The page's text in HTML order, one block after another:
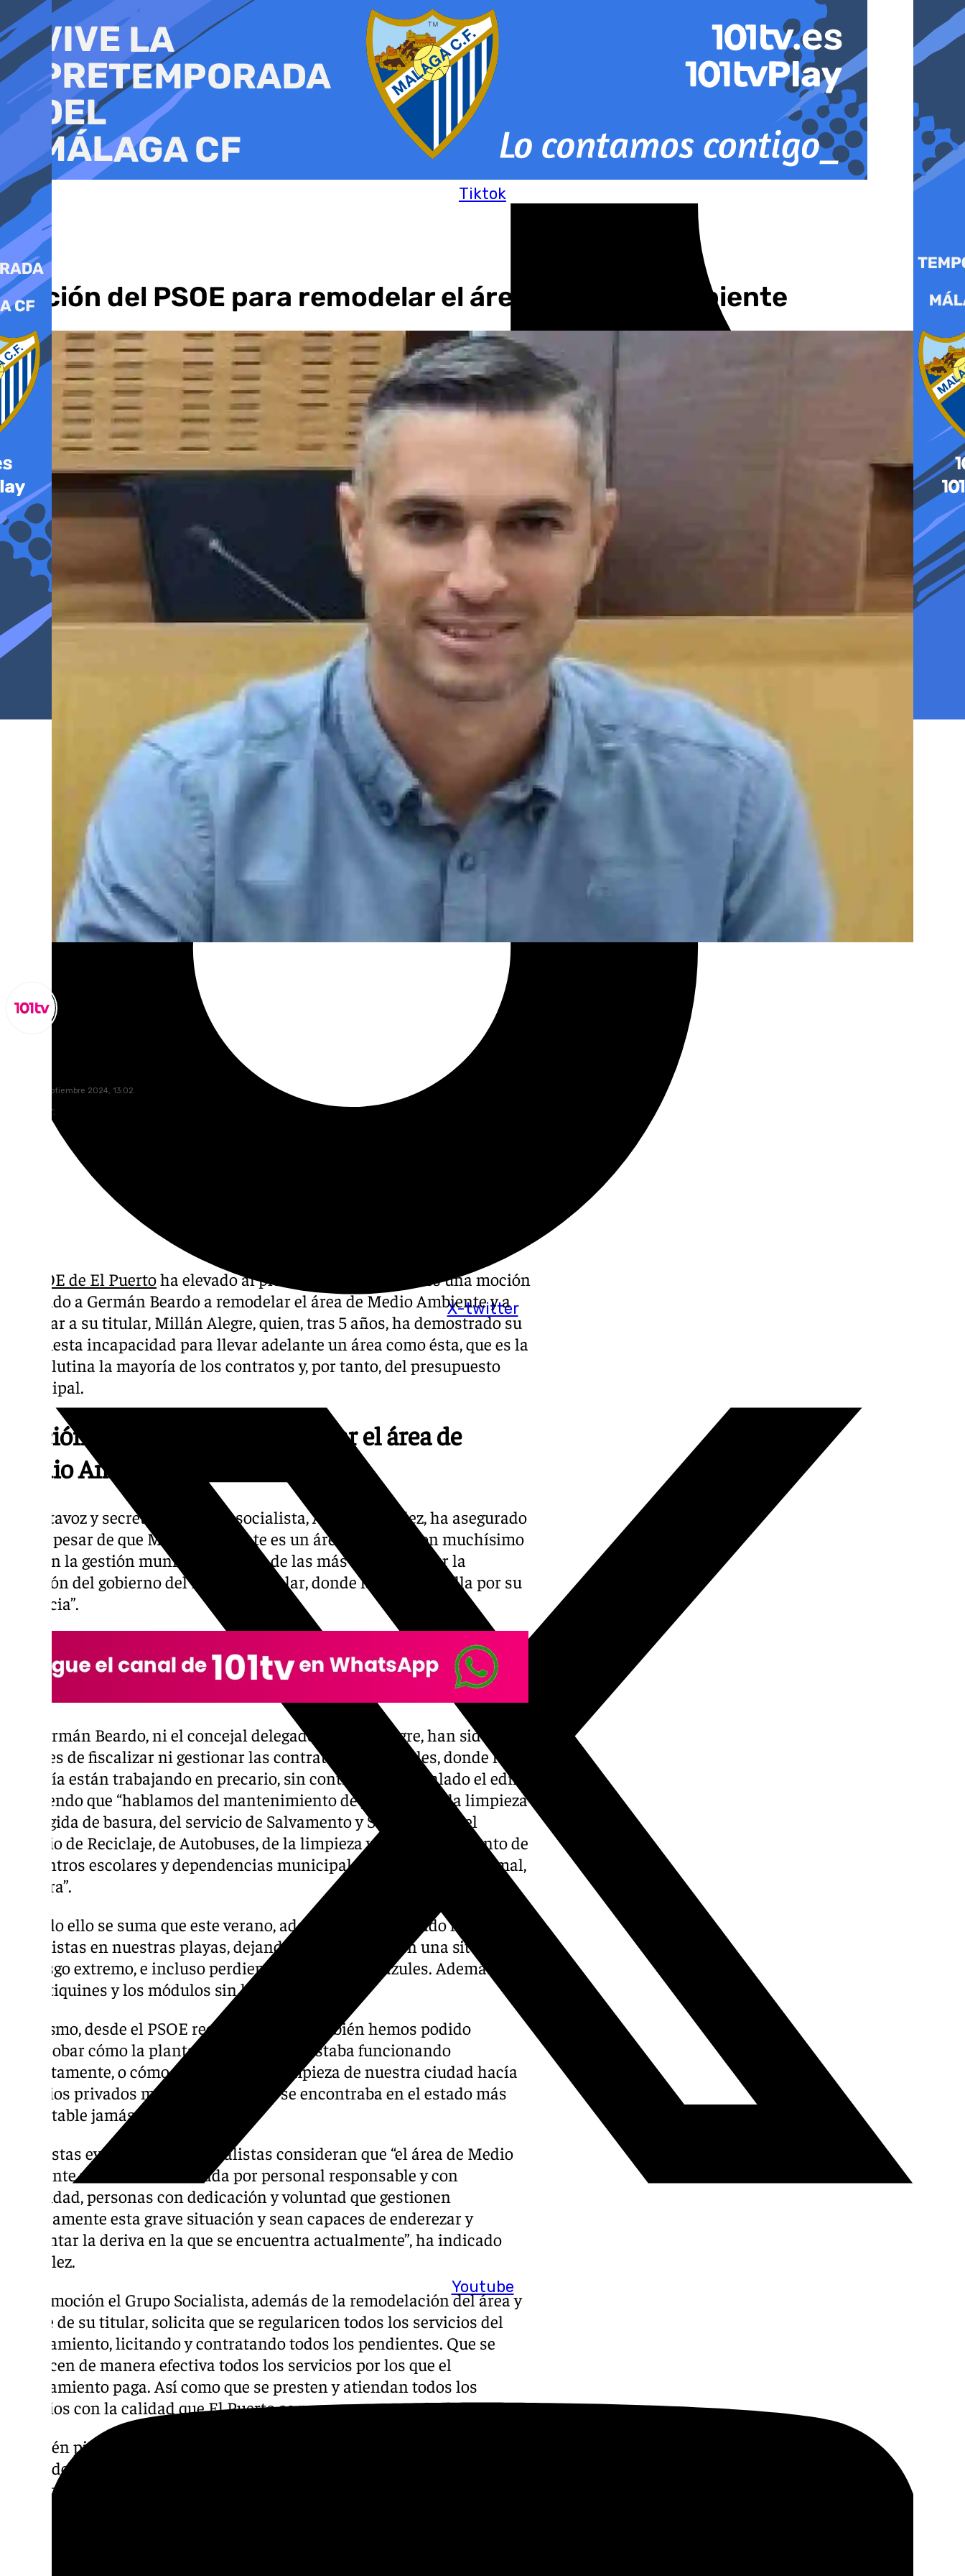
al
contenido
Tiktok
X-twitter
Youtube
Moción del PSOE para remodelar el área de Medio Ambiente
jueves, 5 septiembre 2024, 13:02
Compartir:
El PSOE de El Puertoha elevado al pleno de mañana viernes una moción
instando a Germán Beardo a remodelar el área de Medio Ambiente y a
cambiar a su titular, Millán Alegre, quien, tras 5 años, ha demostrado su
manifiesta incapacidad para llevar adelante un área como ésta, que es la
que aglutina la mayoría de los contratos y, por tanto, del presupuesto
municipal.
Moción del PSOE para remodelar el área de
Medio Ambiente
El portavoz y secretario general socialista, Ángel González, ha asegurado
que “a pesar de que Medio Ambiente es un área esencial con muchísimo
peso en la gestión municipal, es una de las más afectadas por la
inacción del gobierno del Partido Popular, donde la gestión brilla por su
ausencia”.
“Ni Germán Beardo, ni el concejal delegado, Millán Alegre, han sido
capaces de fiscalizar ni gestionar las contratas municipales, donde la
mayoría están trabajando en precario, sin contrato”, ha señalado el edil,
añadiendo que “hablamos del mantenimiento de jardines, de la limpieza
y recogida de basura, del servicio de Salvamento y Socorrismo, del
servicio de Reciclaje, de Autobuses, de la limpieza y el mantenimiento de
los centros escolares y dependencias municipales, del bienestar animal,
etcétera”.
Y a todo ello se suma que este verano, además, hemos sufrido la falta de
socorristas en nuestras playas, dejando a los usuarios en una situación
de riesgo extremo, e incluso perdiendo las banderas azules. Además, con
los botiquines y los módulos sin luz.
Asimismo, desde el PSOE recuerdan que “también hemos podido
comprobar cómo la planta de reciclaje no estaba funcionando
correctamente, o cómo el personal de limpieza de nuestra ciudad hacía
servicios privados mientras El Puerto se encontraba en el estado más
lamentable jamás visto”.
Ante estas evidencias, los socialistas consideran que “el área de Medio
Ambiente necesita ser liderada por personal responsable y con
capacidad, personas con dedicación y voluntad que gestionen
políticamente esta grave situación y sean capaces de enderezar y
reorientar la deriva en la que se encuentra actualmente”, ha indicado
González.
En su moción el Grupo Socialista, además de la remodelación del área y
el cese de su titular, solicita que se regularicen todos los servicios del
Ayuntamiento, licitando y contratando todos los pendientes. Que se
fiscalicen de manera efectiva todos los servicios por los que el
Ayuntamiento paga. Así como que se presten y atiendan todos los
servicios con la calidad que El Puerto se merece.
También piden que se den explicaciones por los últimos hechos
acaecidos sobre la recogida y posterior vertido de residuos procedentes
de comercios privados con personal y recursos sufragados por este